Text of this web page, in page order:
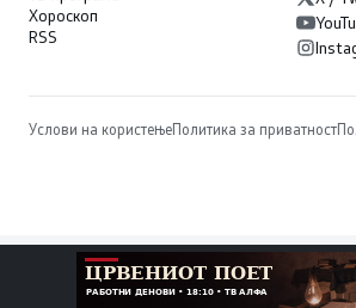
Хороскоп
RSS
Услови на користењеПолитика за приватност